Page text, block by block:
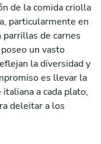
de la comida criolla
particularmente en
parrillas de carnes
un vasto
la diversidad y
es llevar la
a cada plato,
deleitar a los